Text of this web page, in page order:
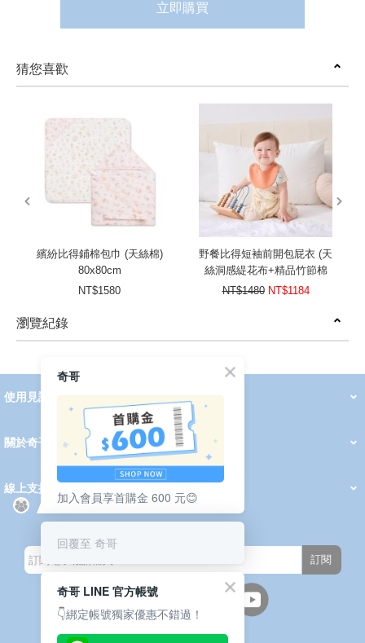
立即購買
猜您喜歡
繽紛比得鋪棉包巾 (天絲棉)
80x80cm
NT$1580
野餐比得短袖前開包屁衣 (天
絲洞感緹花布+精品竹節棉
布)
NT$1480 NT$1184
瀏覽紀錄
prev
next
使用見證 線上DM
2026 PADDINGTON 春夏服飾
2026 Peter Rabbit 春夏服飾
2026 CHIC BASICS春夏服飾
2026 Chic“a”Bon 派對禮服系列
2026 Chic“a”Bon 春夏服飾
媽咪購物指南
關於奇哥
奇哥的故事
育兒資訊站
會員中心
會員權益說明
我的帳戶
訂單查詢
紅利點數
修改會員資料
活動報名
線上支援
購買說明
常見問題
隱私權聲明
保固卡登錄
保固查詢
訂閱
奇哥
加入會員享首購金 600 元😊
回覆至 奇哥
奇哥 LINE 官方帳號
👇綁定帳號獨家優惠不錯過！